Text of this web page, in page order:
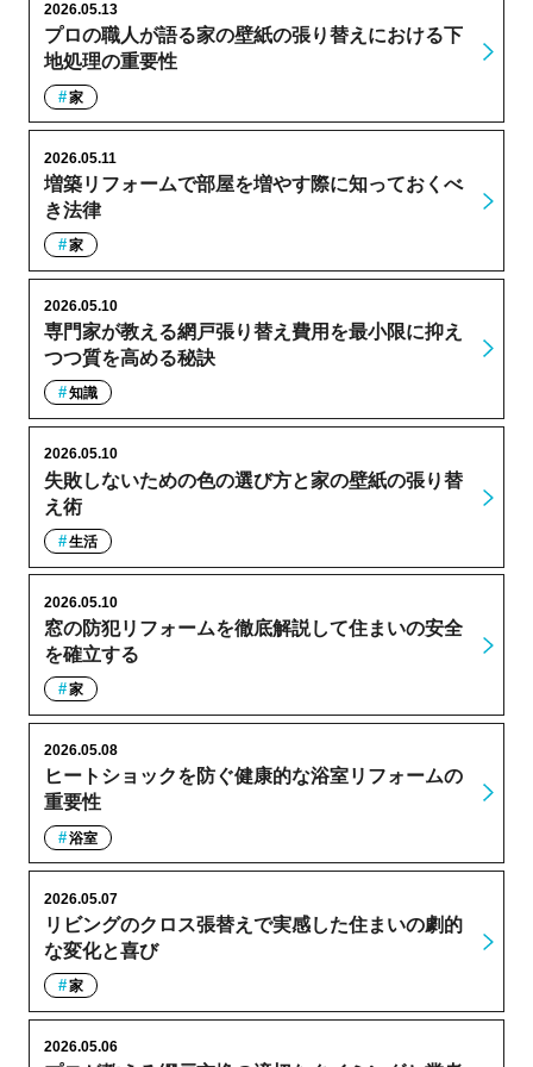
プロの職人が語る家の壁紙の張り替えにおける下
地処理の重要性
2026.05.13
家
増築リフォームで部屋を増やす際に知っておくべ
き法律
2026.05.11
家
専門家が教える網戸張り替え費用を最小限に抑え
つつ質を高める秘訣
2026.05.10
知識
失敗しないための色の選び方と家の壁紙の張り替
え術
2026.05.10
生活
窓の防犯リフォームを徹底解説して住まいの安全
を確立する
2026.05.10
家
ヒートショックを防ぐ健康的な浴室リフォームの
重要性
2026.05.08
浴室
リビングのクロス張替えで実感した住まいの劇的
な変化と喜び
2026.05.07
家
2026.05.06